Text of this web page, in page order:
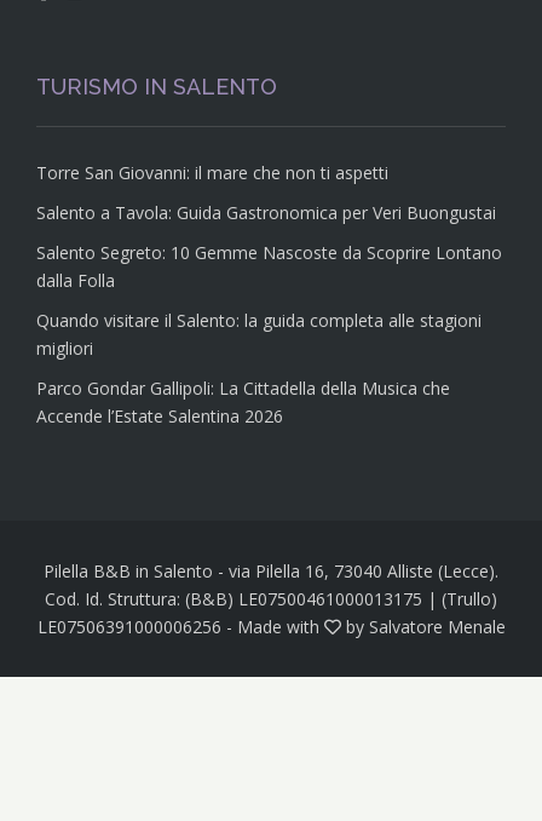
TURISMO IN SALENTO
Torre San Giovanni: il mare che non ti aspetti
Salento a Tavola: Guida Gastronomica per Veri Buongustai
Salento Segreto: 10 Gemme Nascoste da Scoprire Lontano
dalla Folla
Quando visitare il Salento: la guida completa alle stagioni
migliori
Parco Gondar Gallipoli: La Cittadella della Musica che
Accende l’Estate Salentina 2026
Pilella B&B in Salento - via Pilella 16, 73040 Alliste (Lecce).
Cod. Id. Struttura: (B&B) LE07500461000013175 | (Trullo)
LE07506391000006256 - Made with by Salvatore Menale